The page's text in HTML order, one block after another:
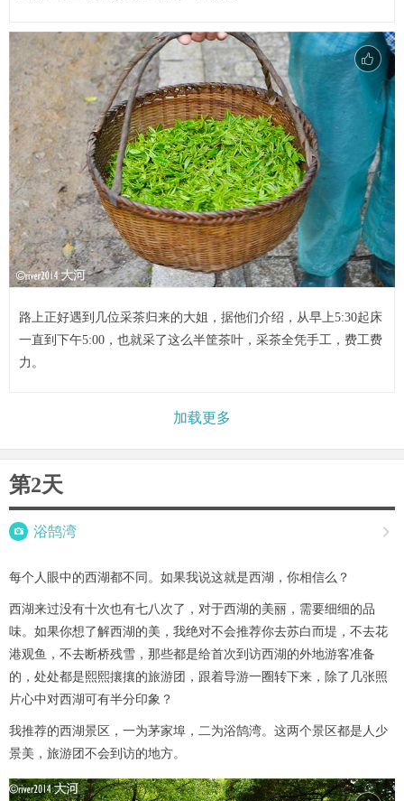
路上正好遇到几位采茶归来的大姐，据他们介绍，从早上5:30起床
一直到下午5:00，也就采了这么半筐茶叶，采茶全凭手工，费工费
力。
加载更多
第2天
 浴鹄湾 
每个人眼中的西湖都不同。如果我说这就是西湖，你相信么？
西湖来过没有十次也有七八次了，对于西湖的美丽，需要细细的品
味。如果你想了解西湖的美，我绝对不会推荐你去苏白而堤，不去花
港观鱼，不去断桥残雪，那些都是给首次到访西湖的外地游客准备
的，处处都是熙熙攘攘的旅游团，跟着导游一圈转下来，除了几张照
片心中对西湖可有半分印象？
我推荐的西湖景区，一为茅家埠，二为浴鹄湾。这两个景区都是人少
景美，旅游团不会到访的地方。